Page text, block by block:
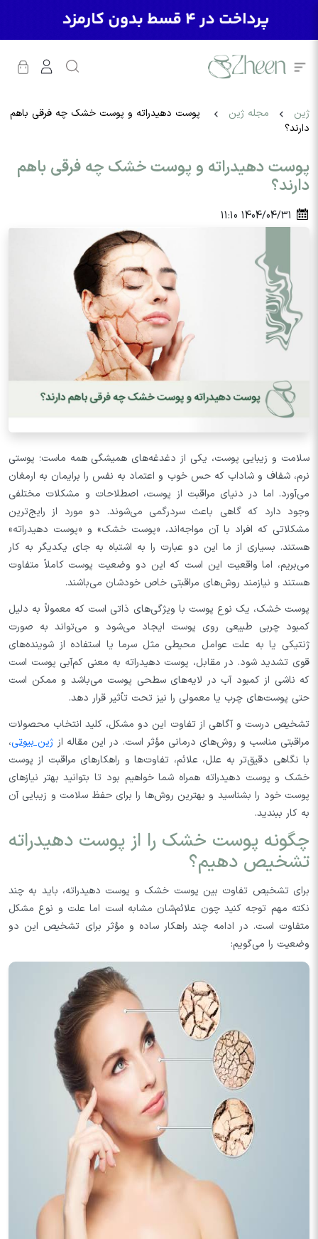
ژین مجله ژین
پوست دهیدراته و پوست خشک چه فرقی باهم
دارند؟
پوست دهیدراته و پوست خشک چه فرقی باهم
دارند؟
1404/04/31
11:10
سلامت و زیبایی پوست، یکی از دغدغه‌های همیشگی همه ماست؛ پوستی
نرم، شفاف و شاداب که حس خوب و اعتماد به نفس را برایمان به ارمغان
می‌آورد. اما در دنیای مراقبت از پوست، اصطلاحات و مشکلات مختلفی
وجود دارد که گاهی باعث سردرگمی می‌شوند. دو مورد از رایج‌ترین
مشکلاتی که افراد با آن مواجه‌اند، «پوست خشک» و «پوست دهیدراته»
هستند. بسیاری از ما این دو عبارت را به اشتباه به جای یکدیگر به کار
می‌بریم، اما واقعیت این است که این دو وضعیت پوست کاملاً متفاوت
هستند و نیازمند روش‌های مراقبتی خاص خودشان می‌باشند.
پوست خشک، یک نوع پوست با ویژگی‌های ذاتی است که معمولاً به دلیل
کمبود چربی طبیعی روی پوست ایجاد می‌شود و می‌تواند به صورت
ژنتیکی یا به علت عوامل محیطی مثل سرما یا استفاده از شوینده‌های
قوی تشدید شود. در مقابل، پوست دهیدراته به معنی کم‌آبی پوست است
که ناشی از کمبود آب در لایه‌های سطحی پوست می‌باشد و ممکن است
حتی پوست‌های چرب یا معمولی را نیز تحت تأثیر قرار دهد.
تشخیص درست و آگاهی از تفاوت این دو مشکل، کلید انتخاب محصولات
مراقبتی مناسب و روش‌های درمانی مؤثر است. در این مقاله از ژین بیوتی،
با نگاهی دقیق‌تر به علل، علائم، تفاوت‌ها و راهکارهای مراقبت از پوست
خشک و پوست دهیدراته همراه شما خواهیم بود تا بتوانید بهتر نیازهای
پوست خود را بشناسید و بهترین روش‌ها را برای حفظ سلامت و زیبایی آن
به کار ببندید.
چگونه پوست خشک را از پوست دهیدراته
تشخیص دهیم؟
برای تشخیص تفاوت بین پوست خشک و پوست دهیدراته، باید به چند
نکته مهم توجه کنید چون علائم‌شان مشابه است اما علت و نوع مشکل
متفاوت است. در ادامه چند راهکار ساده و مؤثر برای تشخیص این دو
وضعیت را می‌گویم: